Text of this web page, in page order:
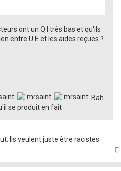
ont un Q.I très bas et qu'ils
entre U.E et les aides reçues ?
Bah
se produit en fait
Ils veulent juste être racistes.